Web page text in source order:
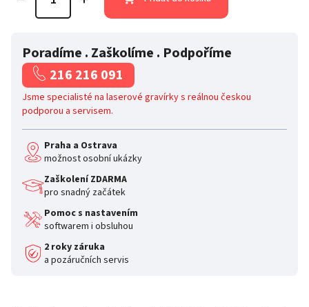
Poradíme . Zaškolíme . Podpoříme
216 216 091
Jsme specialisté na laserové gravírky s reálnou českou
podporou a servisem.
Praha a Ostrava
možnost osobní ukázky
Zaškolení ZDARMA
pro snadný začátek
Pomoc s nastavením
softwarem i obsluhou
2 roky záruka
a pozáručních servis